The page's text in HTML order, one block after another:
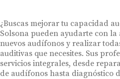
¿Buscas mejorar tu capacidad
Solsona pueden ayudarte con
nuevos audífonos y realizar
auditivas que necesites. Sus
servicios integrales, desde
de audífonos hasta diagnóstico